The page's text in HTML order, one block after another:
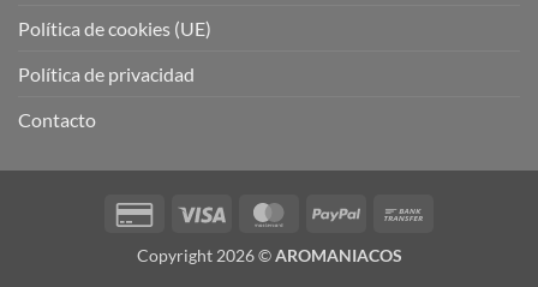
Política de cookies (UE)
Política de privacidad
Contacto
Credit
2
Visa MasterCardPayPal
Copyright 2026 ©AROMANIACOS